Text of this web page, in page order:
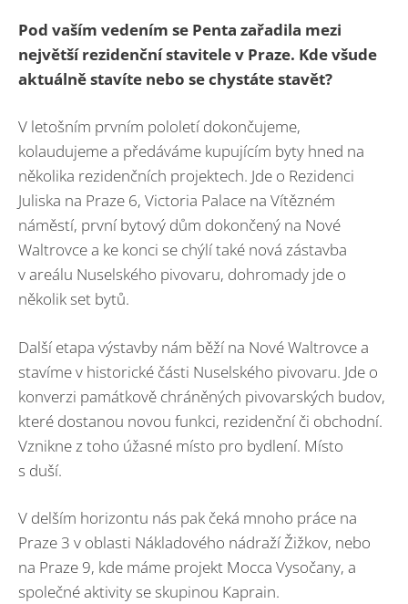
Pod vaším vedením se Penta zařadila mezi
největší rezidenční stavitele v Praze. Kde všude
aktuálně stavíte nebo se chystáte stavět?
V letošním prvním pololetí dokončujeme,
kolaudujeme a předáváme kupujícím byty hned na
několika rezidenčních projektech. Jde o Rezidenci
Juliska na Praze 6, Victoria Palace na Vítězném
náměstí, první bytový dům dokončený na Nové
Waltrovce a ke konci se chýlí také nová zástavba
v areálu Nuselského pivovaru, dohromady jde o
několik set bytů.
Další etapa výstavby nám běží na Nové Waltrovce a
stavíme v historické části Nuselského pivovaru. Jde o
konverzi památkově chráněných pivovarských budov,
které dostanou novou funkci, rezidenční či obchodní.
Vznikne z toho úžasné místo pro bydlení. Místo
s duší.
V delším horizontu nás pak čeká mnoho práce na
Praze 3 v oblasti Nákladového nádraží Žižkov, nebo
na Praze 9, kde máme projekt Mocca Vysočany, a
společné aktivity se skupinou Kaprain.